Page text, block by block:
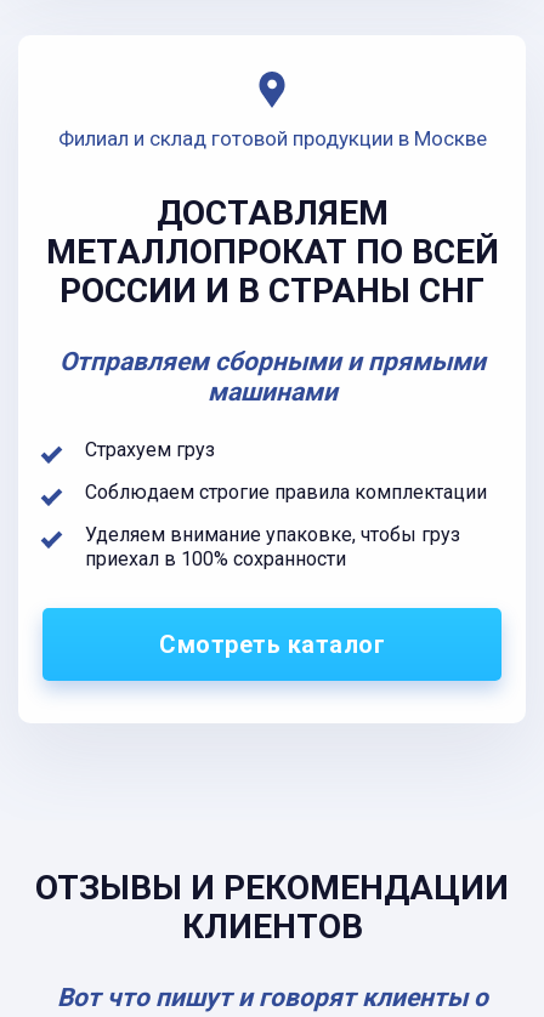
Филиал и склад готовой продукции в Москве
ДОСТАВЛЯЕМ
МЕТАЛЛОПРОКАТ ПО ВСЕЙ
РОССИИ И В СТРАНЫ СНГ
Отправляем сборными и прямыми
машинами
Страхуем груз
Соблюдаем строгие правила комплектации
Уделяем внимание упаковке, чтобы груз
приехал в 100% сохранности
Смотреть каталог
ОТЗЫВЫ И РЕКОМЕНДАЦИИ
КЛИЕНТОВ
Вот что пишут и говорят клиенты о